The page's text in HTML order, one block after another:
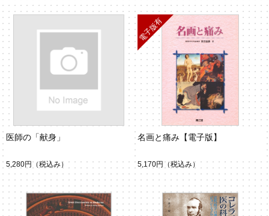
医師の「献身」
5,280円 （税込み）
名画と痛み【電子版】
5,170円 （税込み）